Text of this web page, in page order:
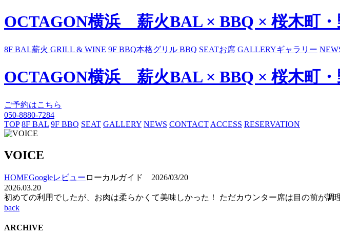
OCTAGON横浜 薪火BAL × BBQ × 桜木町・
8F BAL薪火 GRILL & WINE 9F BBQ本格グリル BBQ SEATお席 GALLERYギャラリー
OCTAGON横浜 薪火BAL × BBQ × 桜木町・
ご予約はこちら
050-8880-7284
TOP 8F BAL 9F BBQ SEAT GALLERY NEWS CONTACT ACCESS RESERVATION
VOICE
HOMEGoogleレビュー ローカルガイド 2026/03/20
2026.03.20
初めての利用でしたが、お肉は柔らかくて美味しかった！ ただカウンター席は目の前が調
back
ARCHIVE